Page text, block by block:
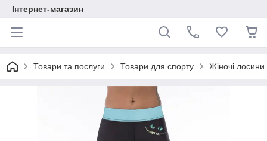
Інтернет-магазин
Товари та послуги Товари для спорту Жіночі лосини